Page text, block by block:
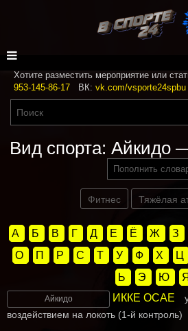
Хотите разместить мероприятие или
953-145-86-17 ВК: vk.com/vsporte24spbu
Вид спорта:
Пополнить
Фитнес Тяжёлая
А Б В Г Д Е Ё Ж З
О
П Р С Т У Ф Х Ц
Ь
Э Ю Я
Айкидо ИККЕ ОСАЕ
воздействием на локоть (1-й контроль)